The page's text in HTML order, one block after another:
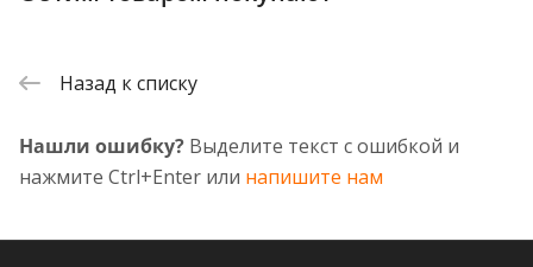
Назад к списку
Нашли ошибку? Выделите текст с ошибкой и
нажмите Ctrl+Enter или напишите нам